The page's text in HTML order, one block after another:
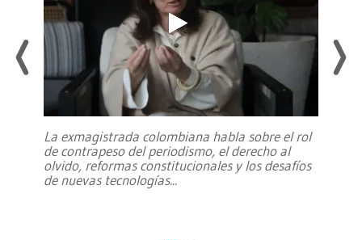
La exmagistrada colombiana habla sobre el rol
de contrapeso del periodismo, el derecho al
olvido, reformas constitucionales y los desafíos
de nuevas tecnologías...